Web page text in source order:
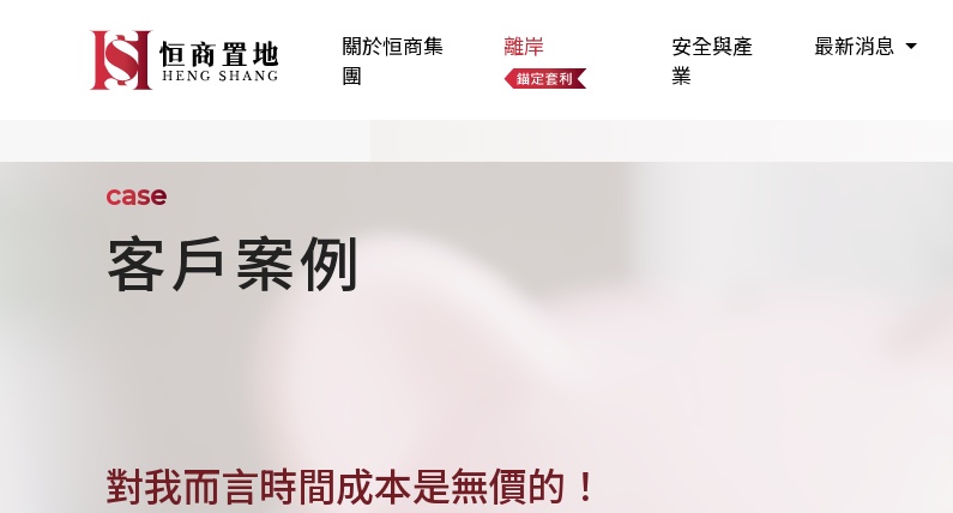
關於恒商集
團
離岸
安全與產
業
最新消息
case
客戶案例
對我而言時間成本是無價的！